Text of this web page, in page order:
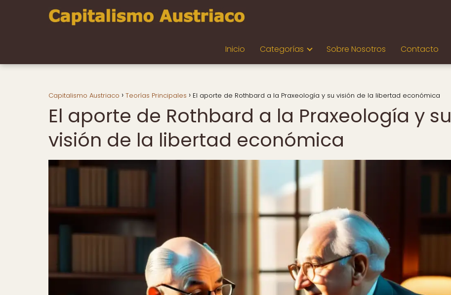
Inicio Categorías Sobre Nosotros Contacto
Capitalismo Austriaco Teorías Principales El aporte de Rothbard a la Praxeología y su visión de la libertad económica
El aporte de Rothbard a la Praxeología y su
visión de la libertad económica